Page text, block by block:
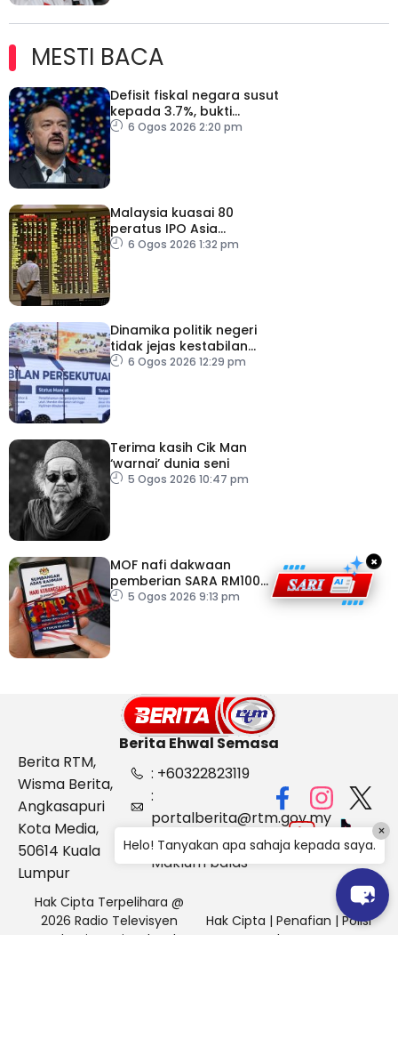
MESTI BACA
Defisit fiskal negara susut
kepada 3.7%, bukti
keyakinan pelabur masih
6 Ogos 2026 2:20 pm
Malaysia kuasai 80
peratus IPO Asia
Tenggara, kumpul AS$1.4
6 Ogos 2026 1:32 pm
Dinamika politik negeri
tidak jejas kestabilan
Kerajaan Perpaduan
6 Ogos 2026 12:29 pm
Terima kasih Cik Man
‘warnai’ dunia seni
5 Ogos 2026 10:47 pm
MOF nafi dakwaan
pemberian SARA RM100
sempena Hari
5 Ogos 2026 9:13 pm
×
Berita Ehwal Semasa
Berita RTM,
Wisma Berita,
Angkasapuri
Kota Media,
50614 Kuala
Lumpur
: +60322823119
:
portalberita@rtm.gov.my
: Aduan &
Maklum balas
Hak Cipta Terpelihara @
2026 Radio Televisyen
Malaysia, Berita Ehwal
Hak Cipta | Penafian | Polisi
Keselamatan
Helo! Tanyakan apa sahaja kepada saya.
×